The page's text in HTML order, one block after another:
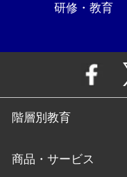
研修・教育
階層別教育
商品・サービス